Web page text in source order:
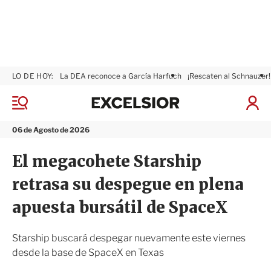
M
n
06 de Agosto de 2026
LO DE HOY: La DEA reconoce a García Harfuch ¡Rescaten al Schnauzer!
I
x
s
i
r
El megacohete Starship
retrasa su despegue en plena
apuesta bursátil de SpaceX
Starship buscará despegar nuevamente este viernes
desde la base de SpaceX en Texas